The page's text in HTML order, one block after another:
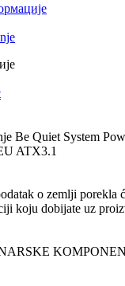
Be Quiet System
ATX3.1
o zemlji porekla
koju dobijate uz